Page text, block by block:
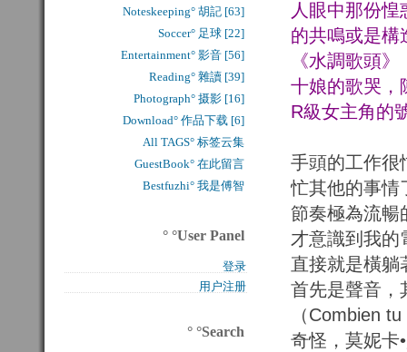
人眼中那份
的共鳴或是構
《水調歌頭
十娘的歌哭，
R級女主角的
手頭的工作很
忙其他的事情
節奏極為流暢
才意識到我的
直接就是橫躺
首先是聲音，
（Combien
奇怪，莫妮卡
Noteskeeping° 胡記 [63]
Soccer° 足球 [22]
Entertainment° 影音 [56]
Reading° 雜讀 [39]
Photograph° 摄影 [16]
Download° 作品下载 [6]
All TAGS° 标签云集
GuestBook° 在此留言
Bestfuzhi° 我是傅智
° °User Panel
登录
用户注册
° °Search